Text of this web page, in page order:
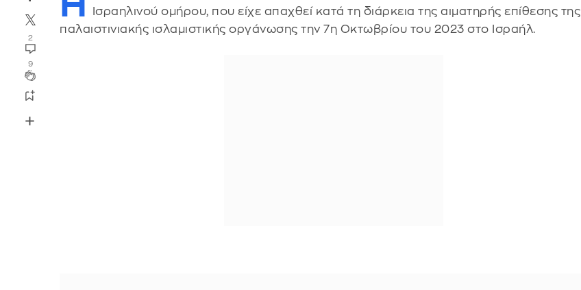
2
9
Ισραηλινού ομήρου, που είχε απαχθεί κατά τη διάρκεια της αιματηρής επίθεσης της
παλαιστινιακής ισλαμιστικής οργάνωσης την 7η Οκτωβρίου του 2023 στο Ισραήλ.